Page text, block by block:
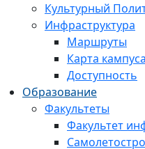
Культурный
Инфраструктура
Маршруты
Карта кампуса
Доступность
Образование
Факультеты
Факультет